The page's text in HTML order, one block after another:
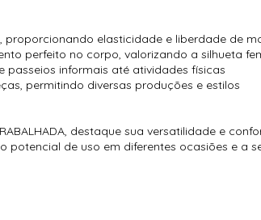
elasticidade e liberdade de
perfeito no corpo, valorizando a silhueta
passeios informais até atividades físicas
permitindo diversas produções e estilos
destaque sua versatilidade e
potencial de uso em diferentes ocasiões e